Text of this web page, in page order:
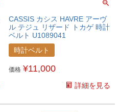
CASSIS カシス HAVRE アーヴ
ル テジュ リザード トカゲ 時計
ベルト U1089041
時計ベルト
価格 ¥11,000
詳細を見る